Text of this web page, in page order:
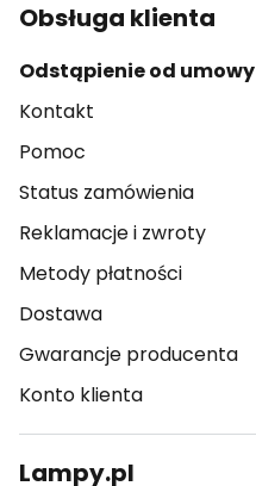
Obsługa klienta
Odstąpienie od umowy
Kontakt
Pomoc
Status zamówienia
Reklamacje i zwroty
Metody płatności
Dostawa
Gwarancje producenta
Konto klienta
Lampy.pl